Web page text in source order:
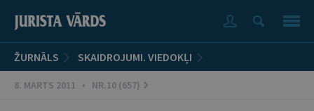
ŽURNĀLS SKAIDROJUMI. VIEDOKĻI
8. MARTS 2011 • NR.10 (657)